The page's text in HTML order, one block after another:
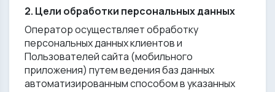
2. Цели обработки персональных данных
Оператор осуществляет обработку
персональных данных клиентов и
Пользователей сайта (мобильного
приложения) путем ведения баз данных
автоматизированным способом в указанных